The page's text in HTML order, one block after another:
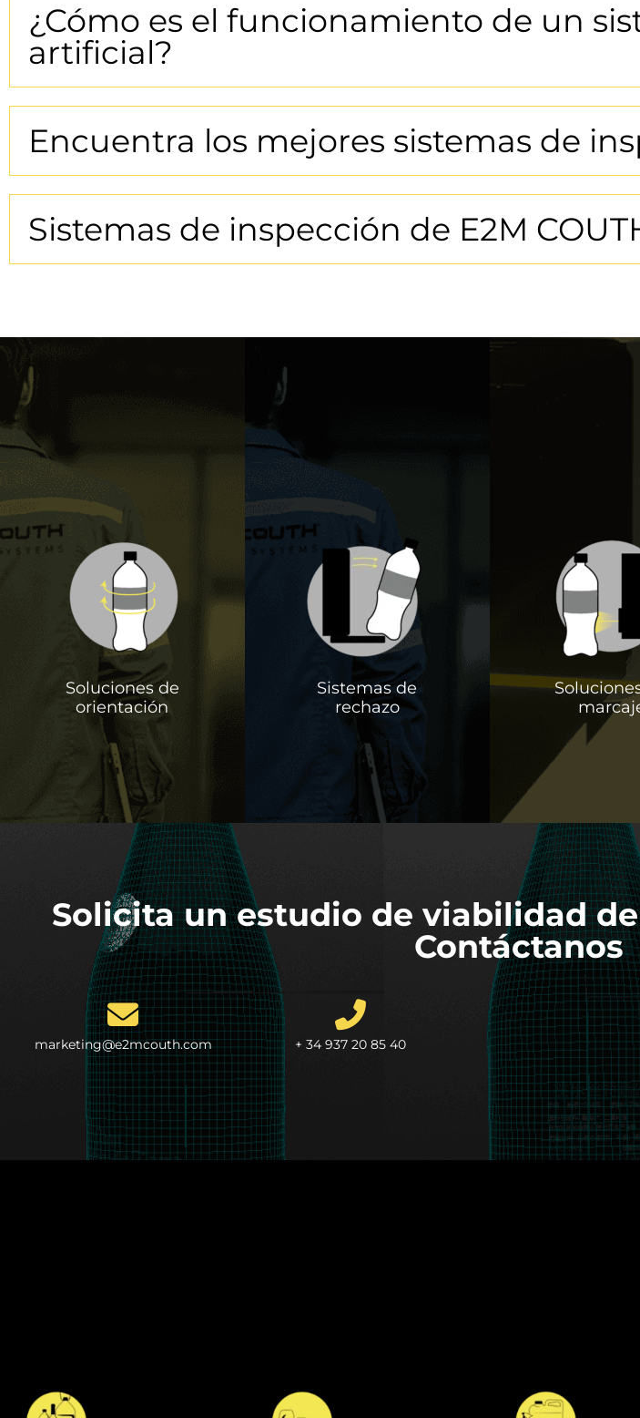
¿Cómo es el funcionamiento de un
artificial?
Encuentra los mejores sistemas de
Sistemas de inspección de E2M
Soluciones de
orientación
Sistemas de
rechazo
Solicita un estudio de viabilidad
Contáctanos
marketing@e2mcouth.com + 34 937 20 85 40